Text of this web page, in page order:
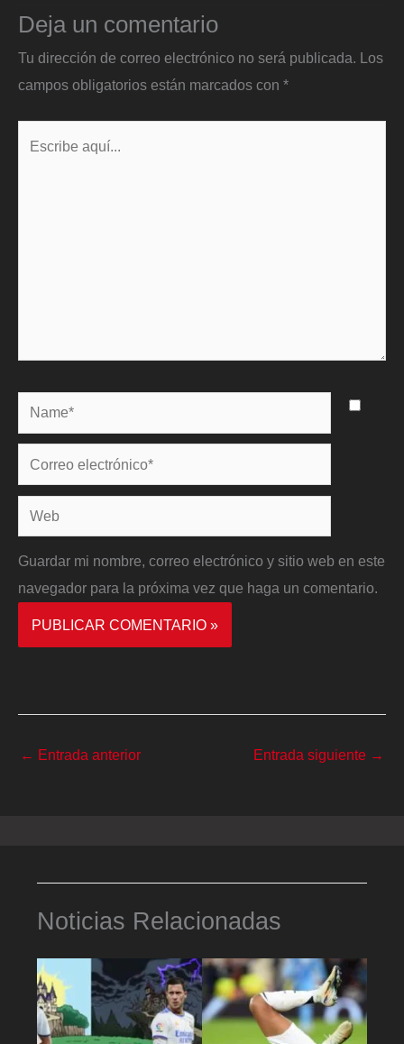
Deja un comentario
Tu dirección de correo electrónico no será publicada. Los
campos obligatorios están marcados con *
Name*
Correo
electrónico*
Web
Guardar mi nombre, correo electrónico y sitio web en este
navegador para la próxima vez que haga un comentario.
← Entrada anterior Entrada siguiente →
Noticias Relacionadas